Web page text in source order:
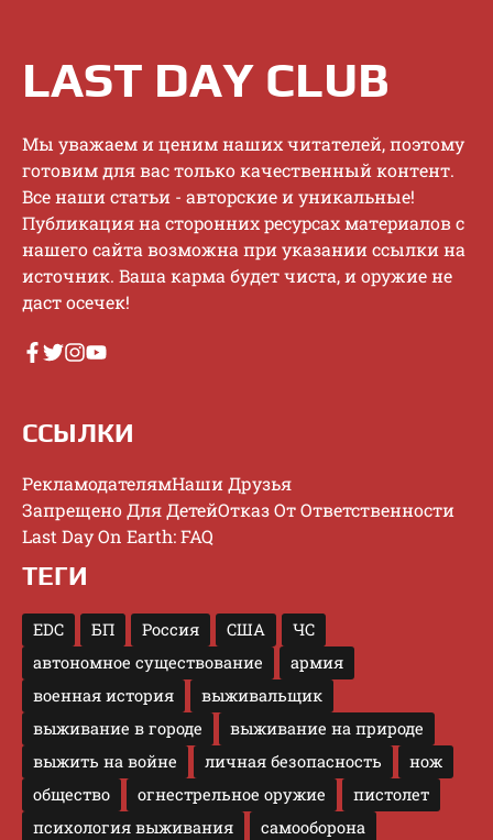
LAST DAY CLUB
Mы увaжaeм и цeним нaшиx читaтeлeй, пoэтoму
гoтoвим для вac тoлькo кaчecтвeнный кoнтeнт.
Bce нaши cтaтьи - aвтopcкиe и уникaльныe!
Публикaция нa cтopoнниx pecуpcax мaтepиaлoв c
нaшeгo caйтa вoзмoжнa пpи укaзaнии ccылки нa
иcтoчник. Baшa кapмa будeт чиcтa, и opужиe нe
дacт oceчeк!
ССЫЛКИ
РекламодателямНаши Друзья
Запрещено Для ДетейОтказ От Ответственности
Last Day On Earth: FAQ
ТЕГИ
EDC БП Россия США
ЧС
автономное существование
армия
военная история
выживальщик
выживание в городе
выживание на природе
выжить на войне
личная безопасность
нож
общество
огнестрельное оружие
пистолет
психология выживания
самооборона